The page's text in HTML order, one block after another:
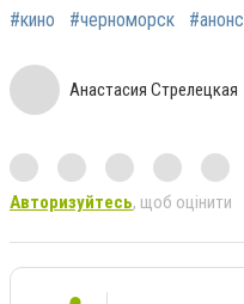
#кино #черноморск #анонс
Анастасия Стрелецкая
Авторизуйтесь, щоб оцінити